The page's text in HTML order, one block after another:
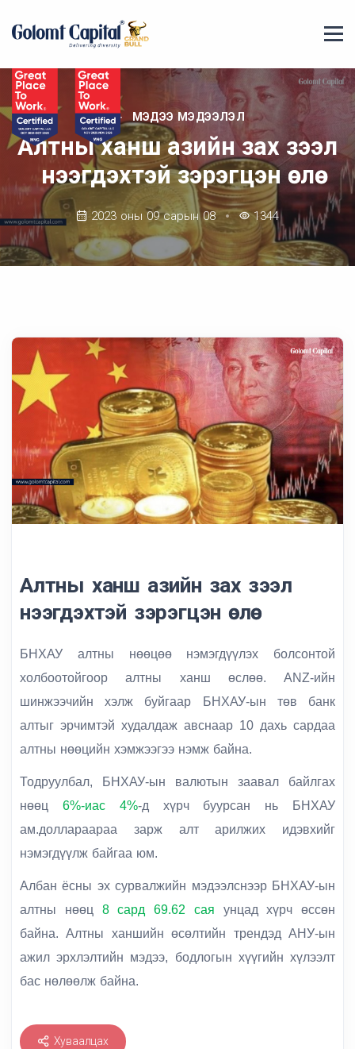
МЭДЭЭ МЭДЭЭЛЭЛ
Алтны ханш азийн зах зээл
нээгдэхтэй зэрэгцэн өслөө
2023 оны 09 сарын 08 1344
Алтны ханш азийн зах зээл
нээгдэхтэй зэрэгцэн өслөө
БНХАУ алтны нөөцөө нэмэгдүүлэх болсонтой
холбоотойгоор алтны ханш өслөө. ANZ-ийн
шинжээчийн хэлж буйгаар БНХАУ-ын төв банк
алтыг эрчимтэй худалдаж авснаар 10 дахь сардаа
алтны нөөцийн хэмжээгээ нэмж байна.
Тодруулбал, БНХАУ-ын валютын заавал байлгах
нөөц 6%-иас 4%-д хүрч буурсан нь БНХАУ
ам.доллараараа зарж алт арилжих идэвхийг
нэмэгдүүлж байгаа юм.
Албан ёсны эх сурвалжийн мэдээлснээр БНХАУ-ын
алтны нөөц 8 сард 69.62 сая унцад хүрч өссөн
байна. Алтны ханшийн өсөлтийн трендэд АНУ-ын
ажил эрхлэлтийн мэдээ, бодлогын хүүгийн хүлээлт
бас нөлөөлж байна.
Хуваалцах